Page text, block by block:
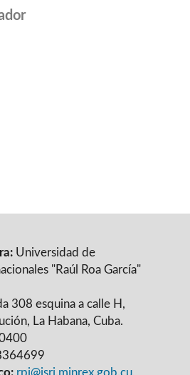
Universidad de
"Raúl Roa García"
308 esquina a calle H,
La Habana, Cuba.